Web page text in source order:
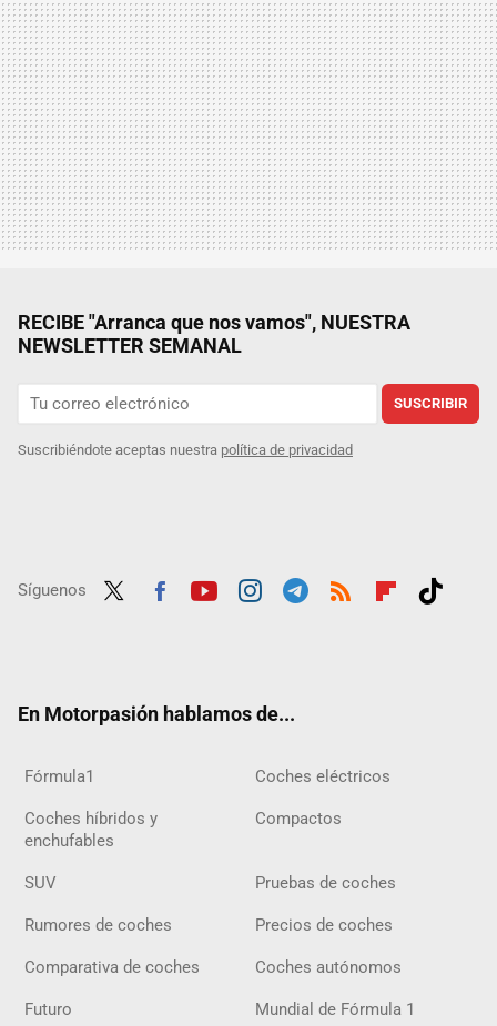
RECIBE "Arranca que nos vamos", NUESTRA
NEWSLETTER SEMANAL
SUSCRIBIR
Suscribiéndote aceptas nuestra política de privacidad
Síguenos
En Motorpasión hablamos de...
Fórmula1 Coches eléctricos
Coches híbridos y
enchufables
Compactos
SUV Pruebas de coches
Rumores de coches Precios de coches
Comparativa de coches Coches autónomos
Futuro Mundial de Fórmula 1